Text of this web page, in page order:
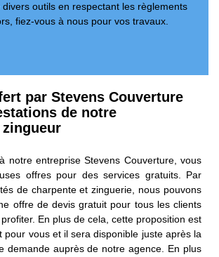
outils en respectant les règlements
fiez-vous à nous pour vos travaux.
par Stevens Couverture
de notre
notre entreprise Stevens Couverture, vous
offres pour des services gratuits. Par
de charpente et zinguerie, nous pouvons
offre de devis gratuit pour tous les clients
En plus de cela, cette proposition est
pour vous et il sera disponible juste après la
demande auprès de notre agence. En plus